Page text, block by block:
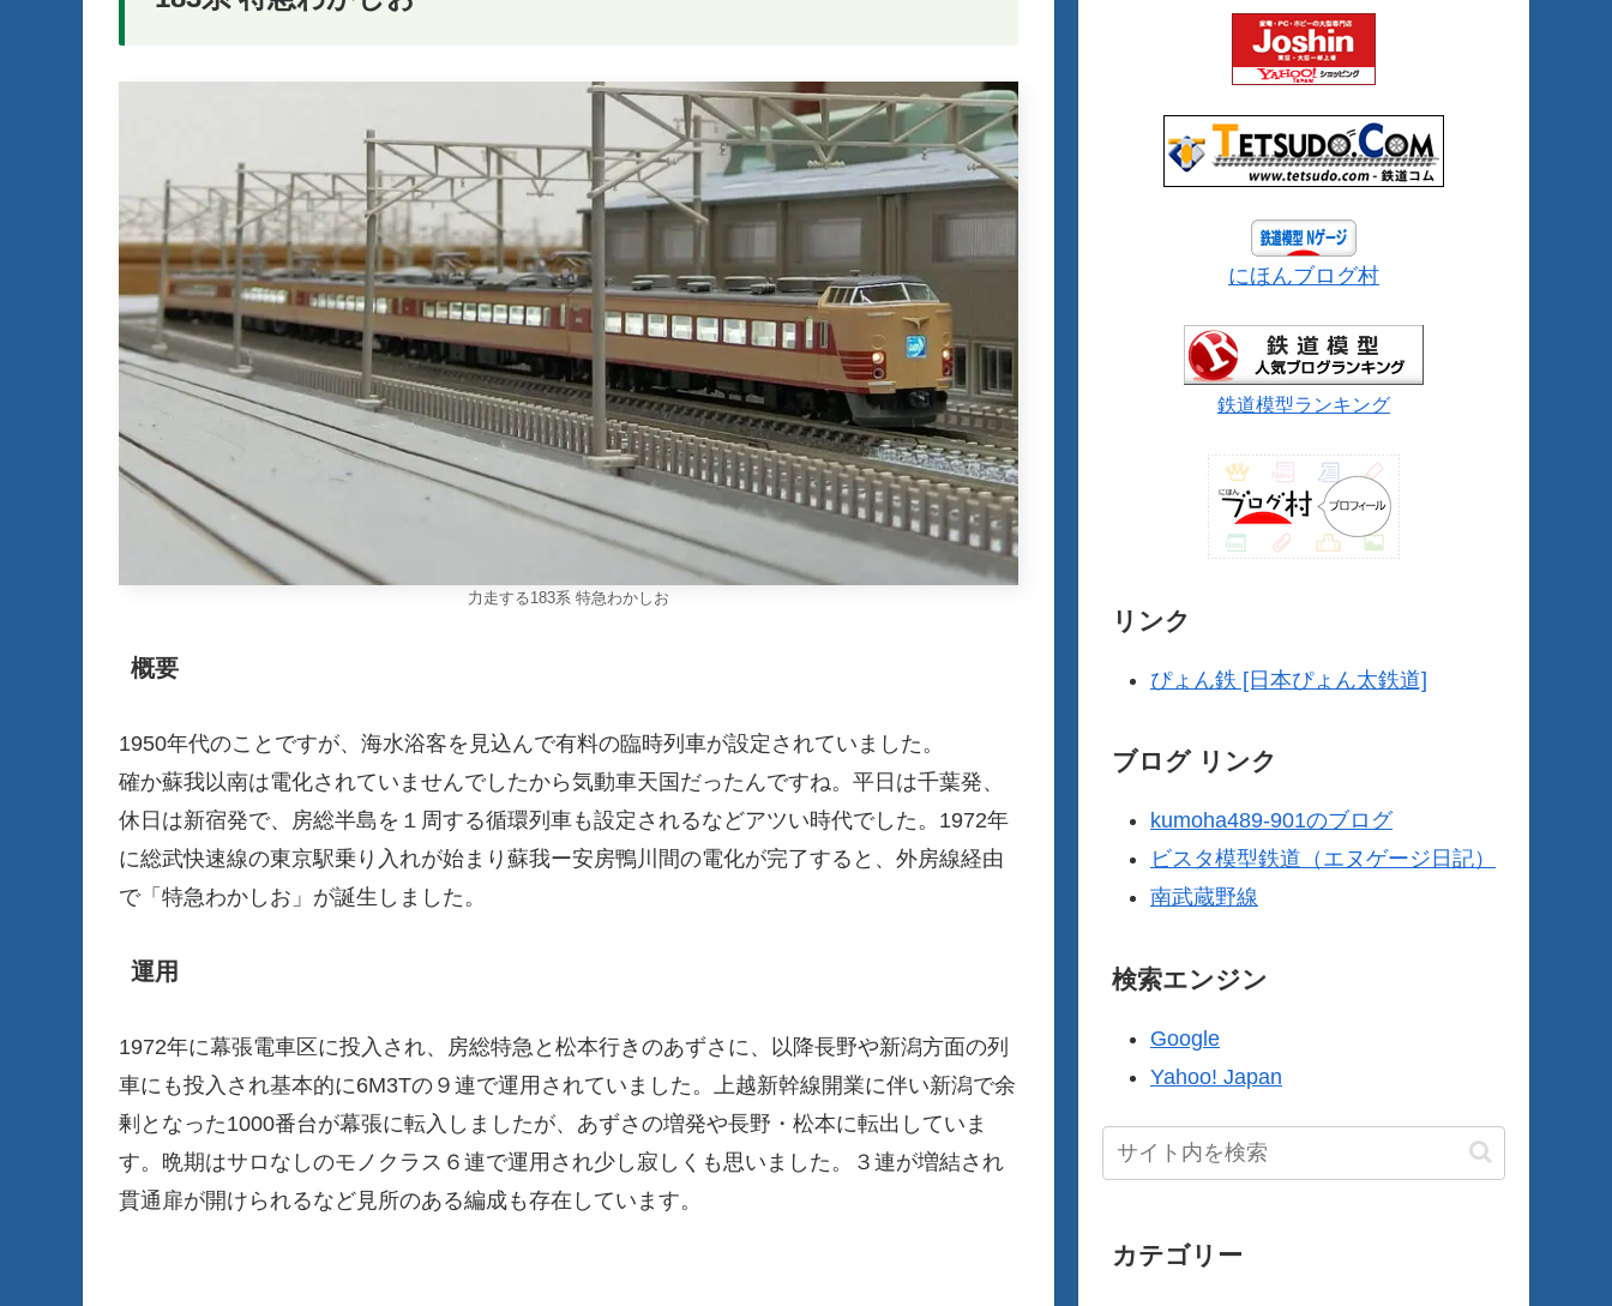
力走する183系 特急わかしお
概要
1950年代のことですが、海水浴客を見込んで有料の臨時列車が設定されていました。
確か蘇我以南は電化されていませんでしたから気動車天国だったんですね。平日は千葉発、
休日は新宿発で、房総半島を１周する循環列車も設定されるなどアツい時代でした。1972年
に総武快速線の東京駅乗り入れが始まり蘇我ー安房鴨川間の電化が完了すると、外房線経由
で「特急わかしお」が誕生しました。
運用
1972年に幕張電車区に投入され、房総特急と松本行きのあずさに、以降長野や新潟方面の列
車にも投入され基本的に6M3Tの９連で運用されていました。上越新幹線開業に伴い新潟で余
剰となった1000番台が幕張に転入しましたが、あずさの増発や長野・松本に転出していま
す。晩期はサロなしのモノクラス６連で運用され少し寂しくも思いました。３連が増結され
貫通扉が開けられるなど見所のある編成も存在しています。
にほんブログ村
鉄道模型ランキング
リンク
ぴょん鉄 [日本ぴょん太鉄道]
ブログ リンク
kumoha489-901のブログ
ビスタ模型鉄道（エヌゲージ日記）
南武蔵野線
検索エンジン
Google
Yahoo! Japan
カテゴリー